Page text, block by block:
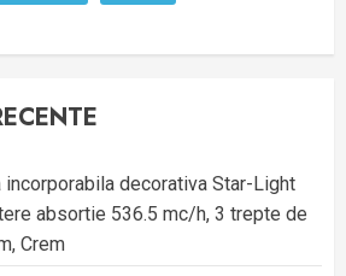
incorporabila decorativa Star-Light
absortie 536.5 mc/h, 3 trepte de
Crem